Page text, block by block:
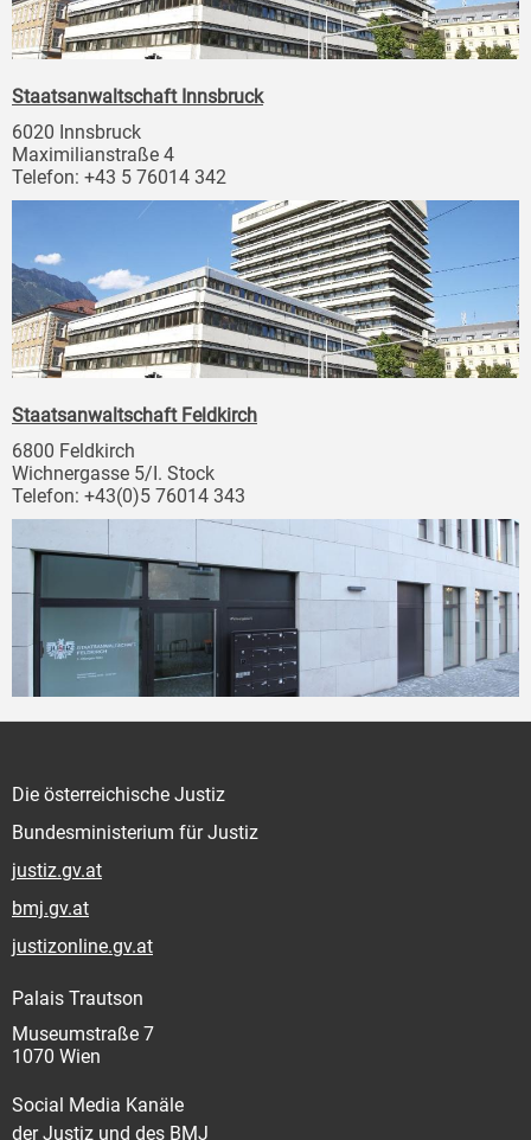
Staatsanwaltschaft Innsbruck
6020 Innsbruck
Maximilianstraße 4
Telefon: +43 5 76014 342
Staatsanwaltschaft Feldkirch
6800 Feldkirch
Wichnergasse 5/I. Stock
Telefon: +43(0)5 76014 343
Die österreichische Justiz
Bundesministerium für Justiz
justiz.gv.at
bmj.gv.at
justizonline.gv.at
Palais Trautson
Museumstraße 7
1070 Wien
Social Media Kanäle
der Justiz und des BMJ